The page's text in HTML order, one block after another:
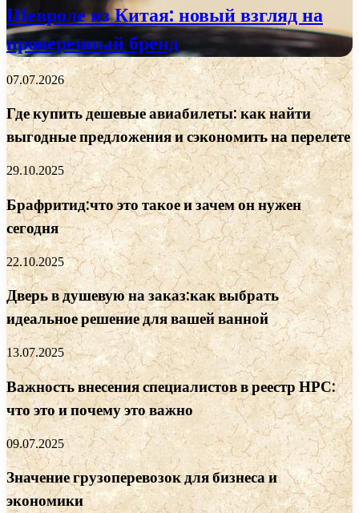
Шевроле из Китая: новый взгляд на
проверенный бренд
07.07.2026
Где купить дешевые авиабилеты: как найти
выгодные предложения и сэкономить на перелете
29.10.2025
Брафритид:что это такое и зачем он нужен
сегодня
22.10.2025
Дверь в душевую на заказ:как выбрать
идеальное решение для вашей ванной
13.07.2025
Важность внесения специалистов в реестр НРС:
что это и почему это важно
09.07.2025
Значение грузоперевозок для бизнеса и
экономики